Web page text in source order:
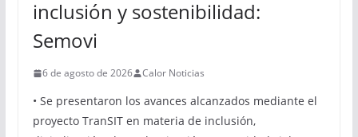
inclusión y sostenibilidad:
Semovi
6 de agosto de 2026 Calor Noticias
• Se presentaron los avances alcanzados mediante el
proyecto TranSIT en materia de inclusión,